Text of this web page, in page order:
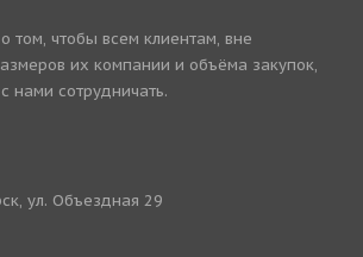
том, чтобы всем клиентам, вне
их компании и объёма закупок,
нами сотрудничать.
ул. Объездная 29